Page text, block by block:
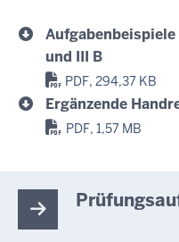
und III B
PDF, 294,37 KB
Ergänzende
PDF, 1,57 MB